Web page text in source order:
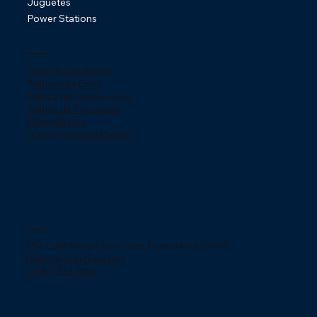
Power Stations
Politicas
Terms & Conditions
Politicas de Envío
Politica de Devoluciones
Politica de Privacidad
ChargeBacks
¿Como funciona Klarna?
Contácto
754 Calle Murgia San Juan, Puerto Rico 00909.
jjelectronicpr@aol.com
+(787) 233-2166